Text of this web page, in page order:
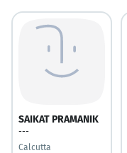
SAIKAT PRAMANIK
---
Calcutta